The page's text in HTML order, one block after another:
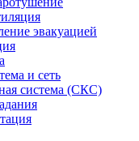
эвакуацией
и сеть
система (СКС)